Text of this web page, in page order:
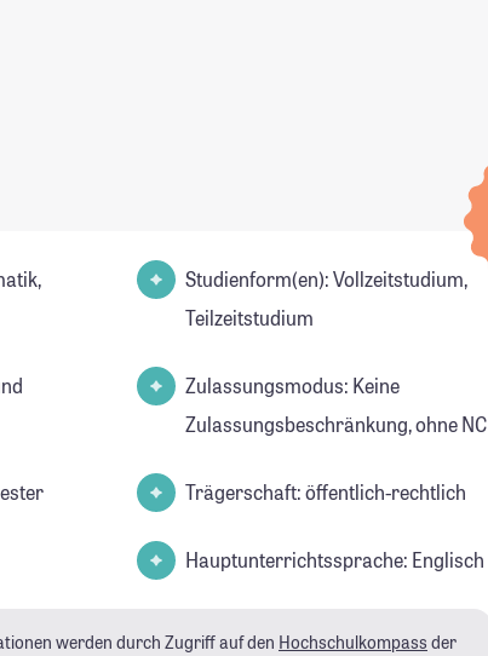
Studienform(en): Vollzeitstudium,
Teilzeitstudium
Zulassungsmodus: Keine
Zulassungsbeschränkung, ohne NC
Trägerschaft: öffentlich-rechtlich
Hauptunterrichtssprache: Englisch
werden durch Zugriff auf den Hochschulkompass der